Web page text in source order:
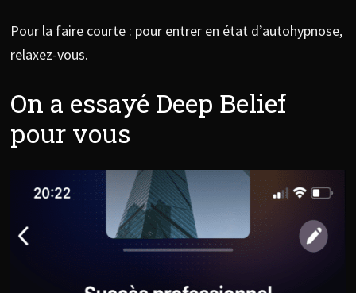
Pour la faire courte : pour entrer en état d’autohypnose,
relaxez-vous.
On a essayé Deep Belief
pour vous